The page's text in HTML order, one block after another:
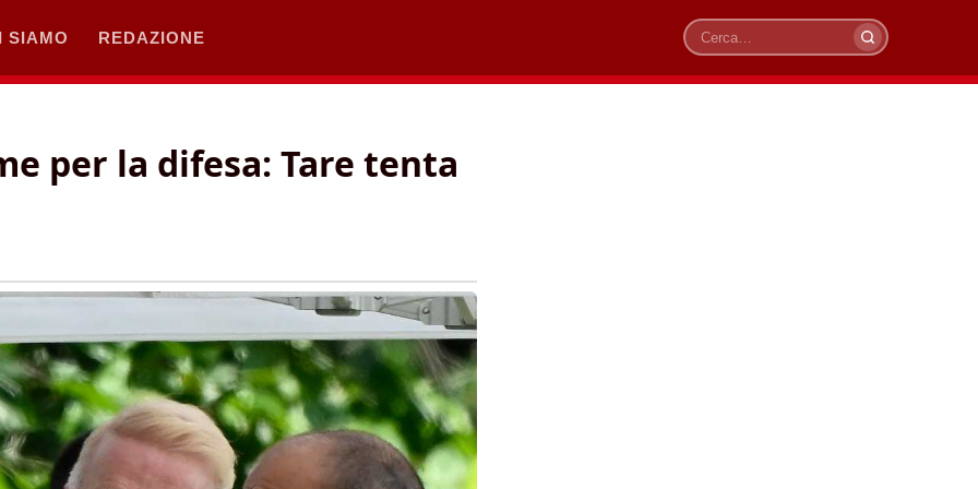
SIAMO REDAZIONE
Cerca
per la difesa: Tare tenta